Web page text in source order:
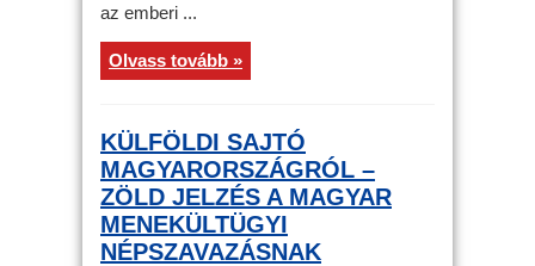
az emberi ...
Olvass tovább »
KÜLFÖLDI SAJTÓ
MAGYARORSZÁGRÓL –
ZÖLD JELZÉS A MAGYAR
MENEKÜLTÜGYI
NÉPSZAVAZÁSNAK